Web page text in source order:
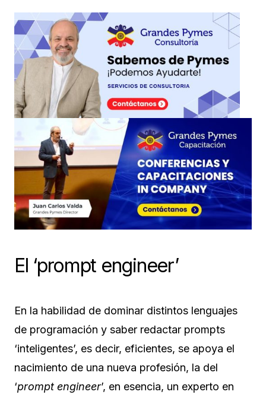
El ‘prompt engineer’
En la habilidad de dominar distintos lenguajes
de programación y saber redactar prompts
‘inteligentes’, es decir, eficientes, se apoya el
nacimiento de una nueva profesión, la del
‘prompt engineer’, en esencia, un experto en